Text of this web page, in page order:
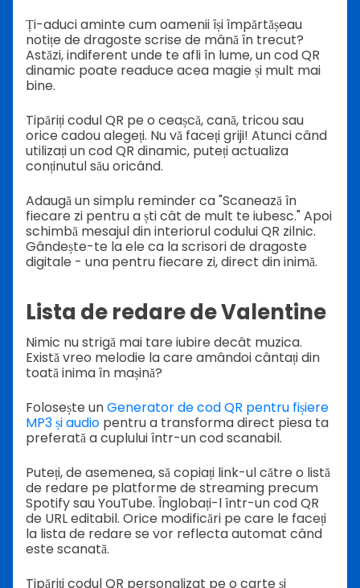
Ți-aduci aminte cum oamenii își împărtășeau
notițe de dragoste scrise de mână în trecut?
Astăzi, indiferent unde te afli în lume, un cod QR
dinamic poate readuce acea magie și mult mai
bine.
Tipăriți codul QR pe o ceașcă, cană, tricou sau
orice cadou alegeți. Nu vă faceți griji! Atunci când
utilizați un cod QR dinamic, puteți actualiza
conținutul său oricând.
Adaugă un simplu reminder ca "Scanează în
fiecare zi pentru a ști cât de mult te iubesc." Apoi
schimbă mesajul din interiorul codului QR zilnic.
Gândește-te la ele ca la scrisori de dragoste
digitale - una pentru fiecare zi, direct din inimă.
Lista de redare de Valentine
Nimic nu strigă mai tare iubire decât muzica.
Există vreo melodie la care amândoi cântați din
toată inima în mașină?
Folosește unGenerator de cod QR pentru fișiere
MP3 și audio pentru a transforma direct piesa ta
preferată a cuplului într-un cod scanabil.
Puteți, de asemenea, să copiați link-ul către o listă
de redare pe platforme de streaming precum
Spotify sau YouTube. Înglobați-l într-un cod QR
de URL editabil. Orice modificări pe care le faceți
la lista de redare se vor reflecta automat când
este scanată.
Tipăriți codul QR personalizat pe o carte și